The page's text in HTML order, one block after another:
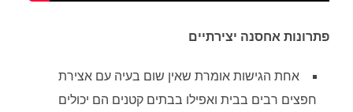
פתרונות אחסנה יצירתיים
אחת הגישות אומרת שאין שום בעיה עם אצירת
חפצים רבים בבית ואפילו בבתים קטנים הם יכולים